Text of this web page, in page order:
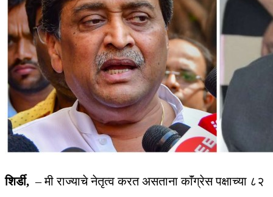
शिर्डी, – मी राज्याचे नेतृत्व करत असताना काॅंग्रेस पक्षाच्या ८२